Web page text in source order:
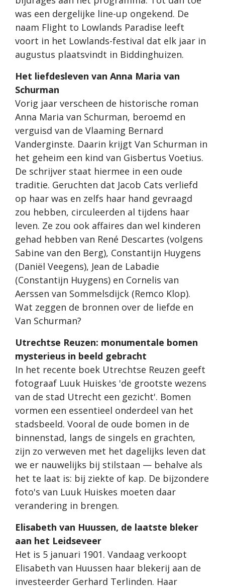
was een dergelijke line-up ongekend. De
naam Flight to Lowlands Paradise leeft
voort in het Lowlands-festival dat elk jaar in
augustus plaatsvindt in Biddinghuizen.
Het liefdesleven van Anna Maria van
Schurman
Vorig jaar verscheen de historische roman
Anna Maria van Schurman, beroemd en
verguisd van de Vlaaming Bernard
Vanderginste. Daarin krijgt Van Schurman in
het geheim een kind van Gisbertus Voetius.
De schrijver staat hiermee in een oude
traditie. Geruchten dat Jacob Cats verliefd
op haar was en zelfs haar hand gevraagd
zou hebben, circuleerden al tijdens haar
leven. Ze zou ook affaires dan wel kinderen
gehad hebben van René Descartes (volgens
Sabine van den Berg), Constantijn Huygens
(Daniël Veegens), Jean de Labadie
(Constantijn Huygens) en Cornelis van
Aerssen van Sommelsdijck (Remco Klop).
Wat zeggen de bronnen over de liefde en
Van Schurman?
Utrechtse Reuzen: monumentale bomen
mysterieus in beeld gebracht
In het recente boek Utrechtse Reuzen geeft
fotograaf Luuk Huiskes 'de grootste wezens
van de stad Utrecht een gezicht'. Bomen
vormen een essentieel onderdeel van het
stadsbeeld. Vooral de oude bomen in de
binnenstad, langs de singels en grachten,
zijn zo verweven met het dagelijks leven dat
we er nauwelijks bij stilstaan — behalve als
het te laat is: bij ziekte of kap. De bijzondere
foto's van Luuk Huiskes moeten daar
verandering in brengen.
Elisabeth van Huussen, de laatste bleker
aan het Leidseveer
Het is 5 januari 1901. Vandaag verkoopt
Elisabeth van Huussen haar blekerij aan de
investeerder Gerhard Terlinden. Haar